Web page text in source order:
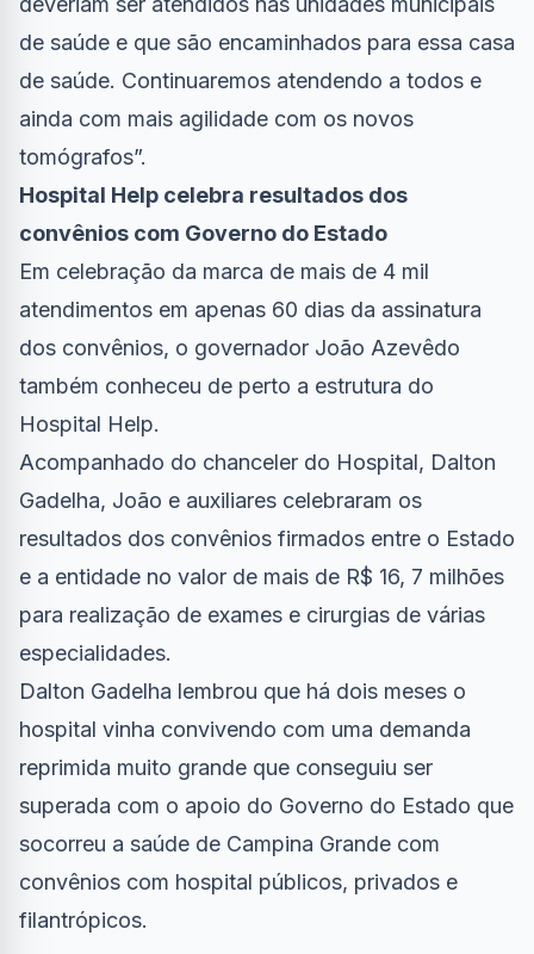
de saúde e que são encaminhados para essa casa
de saúde. Continuaremos atendendo a todos e
ainda com mais agilidade com os novos
tomógrafos”.
Hospital Help celebra resultados dos
convênios com Governo do Estado
Em celebração da marca de mais de 4 mil
atendimentos em apenas 60 dias da assinatura
dos convênios, o governador João Azevêdo
também conheceu de perto a estrutura do
Hospital Help.
Acompanhado do chanceler do Hospital, Dalton
Gadelha, João e auxiliares celebraram os
resultados dos convênios firmados entre o Estado
e a entidade no valor de mais de R$ 16, 7 milhões
para realização de exames e cirurgias de várias
especialidades.
Dalton Gadelha lembrou que há dois meses o
hospital vinha convivendo com uma demanda
reprimida muito grande que conseguiu ser
superada com o apoio do Governo do Estado que
socorreu a saúde de Campina Grande com
convênios com hospital públicos, privados e
filantrópicos.